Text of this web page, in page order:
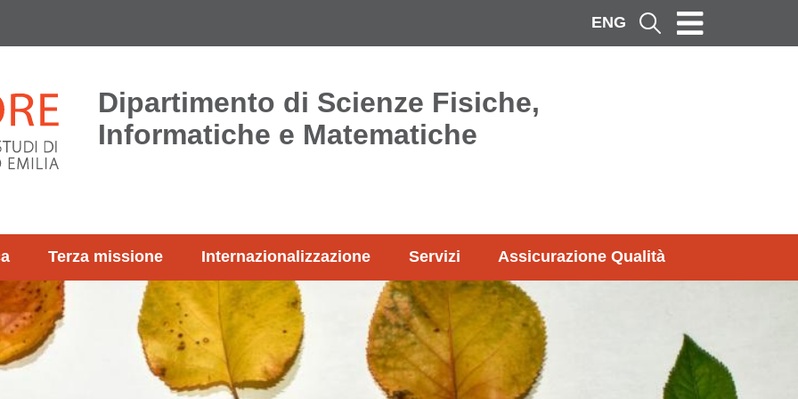
ENG Cerca
Dipartimento di Scienze Fisiche,
Informatiche e Matematiche
Terza missione Internazionalizzazione Servizi
Assicurazione Qualità